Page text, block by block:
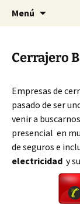
733
Menú
Cerrajero
Empresas de
pasado de ser
venir a
presencial en
de seguros e
electricidad y